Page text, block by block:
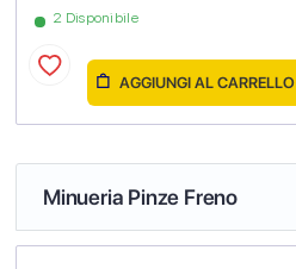
2 Disponibile
AGGIUNGI AL CARRELLO
Minueria Pinze Freno